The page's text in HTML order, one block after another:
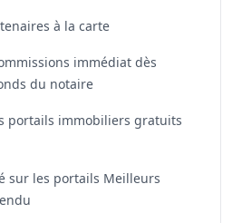
à la carte
immédiat dès
du notaire
portails immobiliers gratuits
sur les portails Meilleurs